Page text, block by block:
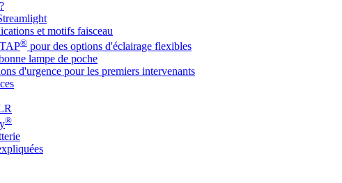
et motifs faisceau
® pour des options d'éclairage flexibles
lampe de poche
d'urgence pour les premiers intervenants
®